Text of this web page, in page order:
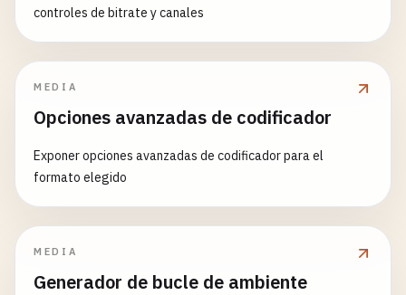
controles de bitrate y canales
MEDIA
Opciones avanzadas de codificador
Exponer opciones avanzadas de codificador para el
formato elegido
MEDIA
Generador de bucle de ambiente